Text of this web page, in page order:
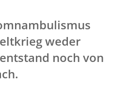
weder
noch von